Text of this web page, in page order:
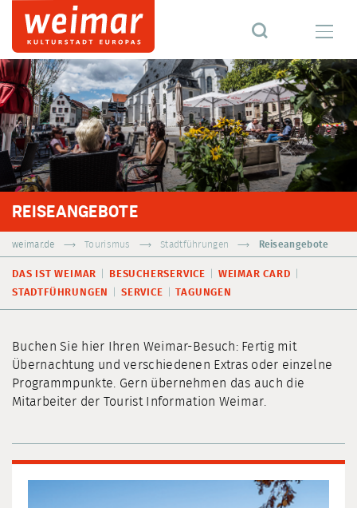
REISEANGEBOTE
weimar.de Tourismus Stadtführungen Reiseangebote
DAS IST WEIMAR BESUCHERSERVICE
WEIMAR CARD
STADTFÜHRUNGEN
SERVICE TAGUNGEN
Buchen Sie hier Ihren Weimar-Besuch: Fertig mit
Übernachtung und verschiedenen Extras oder einzelne
Programmpunkte. Gern übernehmen das auch die
Mitarbeiter der Tourist Information Weimar.